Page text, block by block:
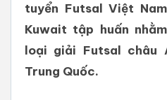
tuyển Futsal Việt
Kuwait tập huấn
loại giải Futsal châu
Trung Quốc.